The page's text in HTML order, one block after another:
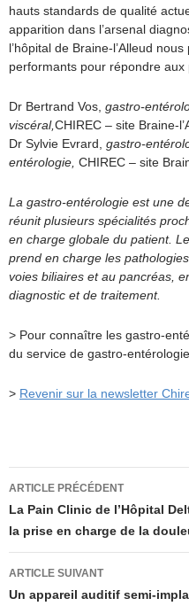
hauts standards de qualité
apparition dans l’arsenal
l’hôpital de Braine-l’Alleud
performants pour répondre
Dr Bertrand Vos, gastro-
viscéral,CHIREC – site Braine-
Dr Sylvie Evrard, gastro-
entérologie, CHIREC – site
La gastro-entérologie est une
réunit plusieurs spécialités
en charge globale du patient.
prend en charge les
voies biliaires et au pancréas,
diagnostic et de traitement.
> Pour connaître les gastro-
du service de gastro-entérologie,
> Revenir sur la newsletter
Navigation
des
articles
ARTICLE PRÉCÉDENT
La Pain Clinic de l’Hôpital
la prise en charge de la
ARTICLE SUIVANT
Un appareil auditif semi-